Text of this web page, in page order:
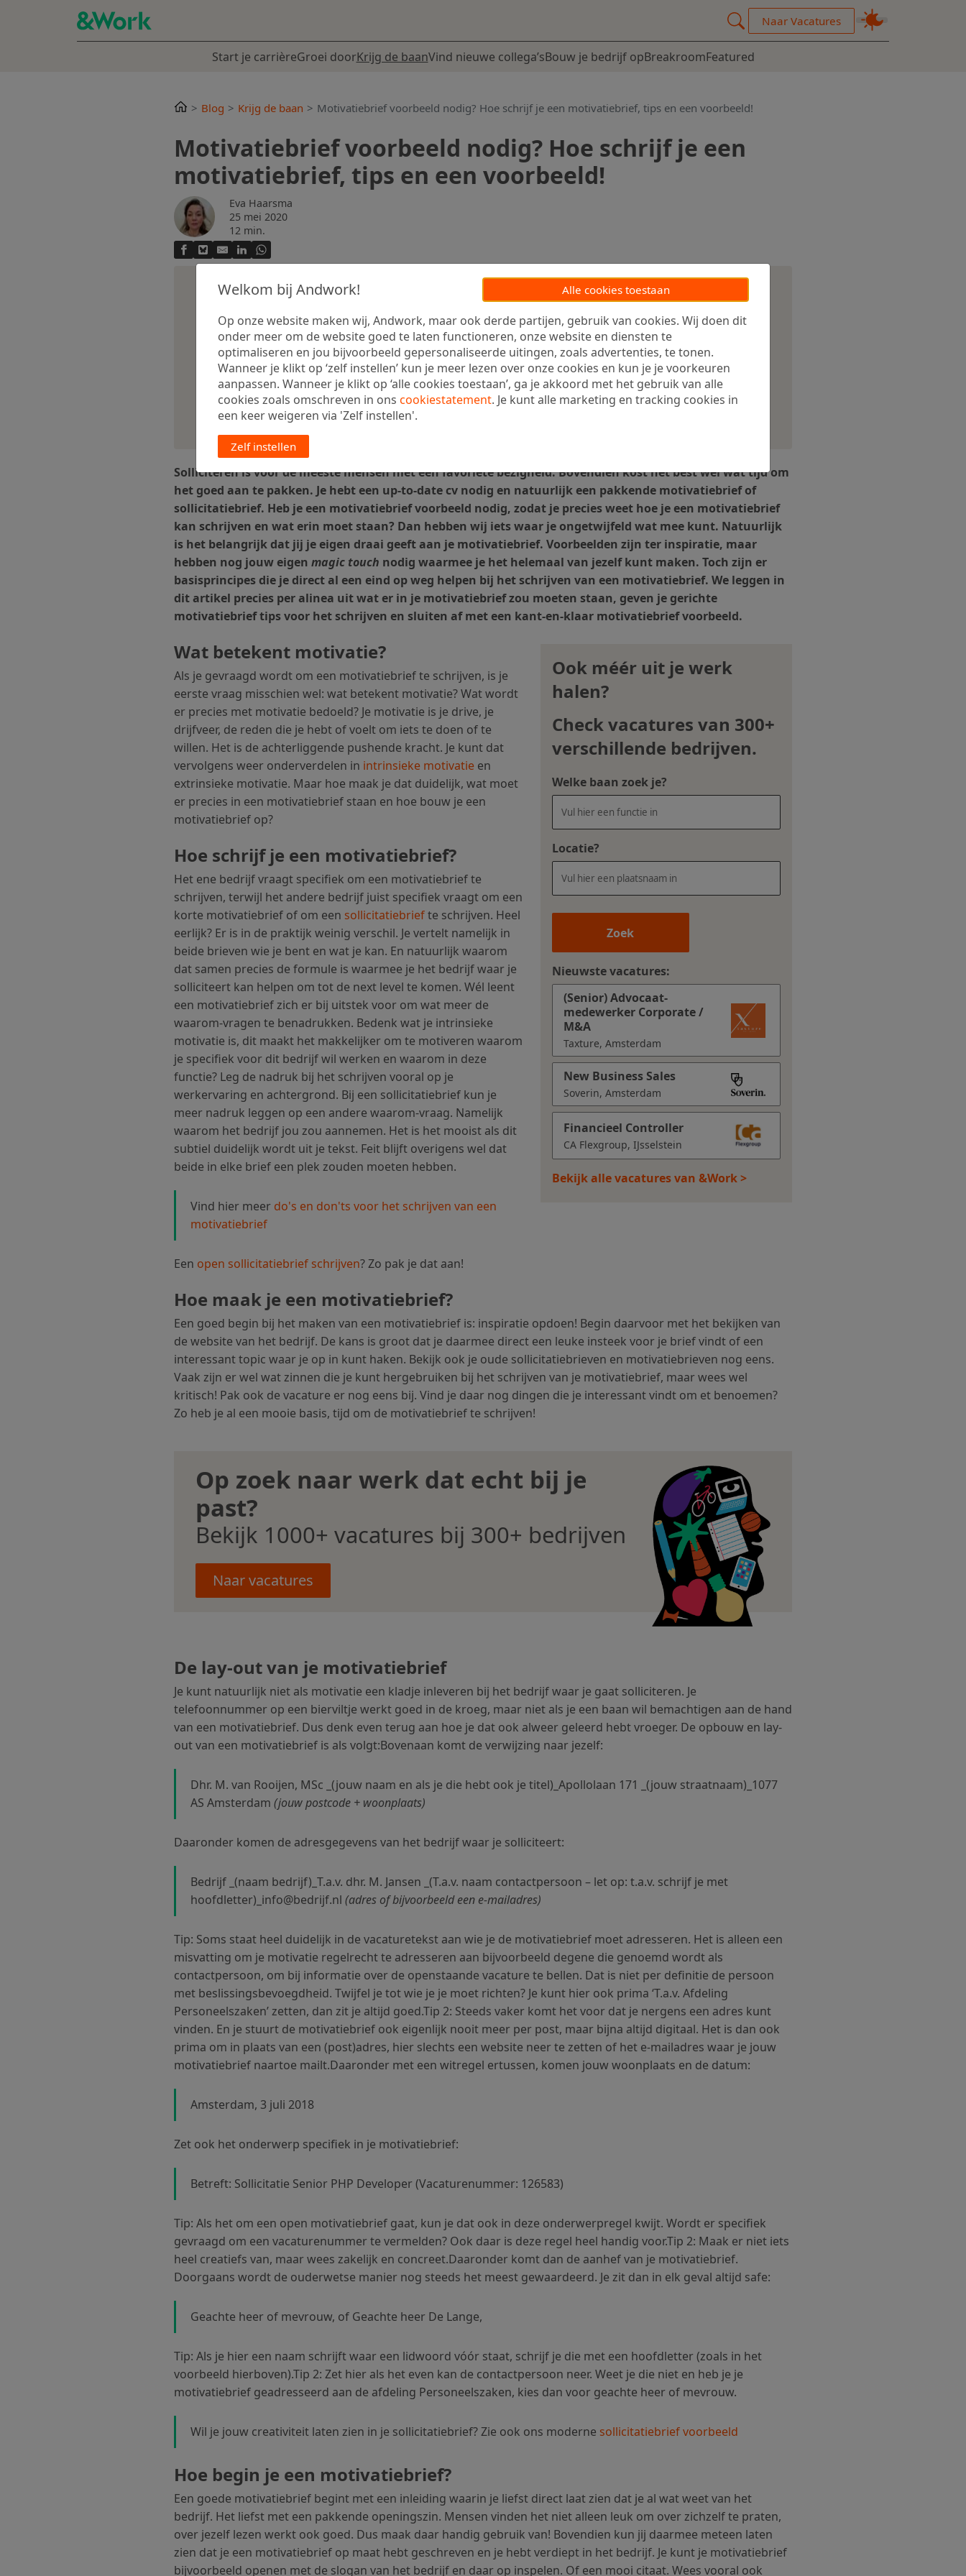
Naar Vacatures
Start je carrièreGroei doorKrijg de baanVind nieuwe collega’sBouw je bedrijf opBreakroomFeatured
Blog Krijg de baan Motivatiebrief voorbeeld nodig? Hoe schrijf je een motivatiebrief, tips en een voorbeeld!
Motivatiebrief voorbeeld nodig? Hoe schrijf je een
motivatiebrief, tips en een voorbeeld!
Eva Haarsma
25 mei 2020
12 min.
Solliciteren is voor de meeste mensen niet een favoriete bezigheid. Bovendien kost het best wel wat tijd om
het goed aan te pakken. Je hebt een up-to-date cv nodig en natuurlijk een pakkende motivatiebrief of
sollicitatiebrief. Heb je een motivatiebrief voorbeeld nodig, zodat je precies weet hoe je een motivatiebrief
kan schrijven en wat erin moet staan? Dan hebben wij iets waar je ongetwijfeld wat mee kunt. Natuurlijk
is het belangrijk dat jij je eigen draai geeft aan je motivatiebrief. Voorbeelden zijn ter inspiratie, maar
hebben nog jouw eigen magic touch nodig waarmee je het helemaal van jezelf kunt maken. Toch zijn er
basisprincipes die je direct al een eind op weg helpen bij het schrijven van een motivatiebrief. We leggen in
dit artikel precies per alinea uit wat er in je motivatiebrief zou moeten staan, geven je gerichte
motivatiebrief tips voor het schrijven en sluiten af met een kant-en-klaar motivatiebrief voorbeeld.
Ook méér uit je werk
halen?
Check vacatures van 300+
verschillende bedrijven.
Welke baan zoek je?
Locatie?
Zoek
Nieuwste vacatures:
(Senior) Advocaat-
medewerker Corporate /
M&A
Taxture, Amsterdam
New Business Sales
Soverin, Amsterdam
Financieel Controller
CA Flexgroup, IJsselstein
Bekijk alle vacatures van &Work >
Wat betekent motivatie?
Als je gevraagd wordt om een motivatiebrief te schrijven, is je
eerste vraag misschien wel: wat betekent motivatie? Wat wordt
er precies met motivatie bedoeld? Je motivatie is je drive, je
drijfveer, de reden die je hebt of voelt om iets te doen of te
willen. Het is de achterliggende pushende kracht. Je kunt dat
vervolgens weer onderverdelen in intrinsieke motivatie en
extrinsieke motivatie. Maar hoe maak je dat duidelijk, wat moet
er precies in een motivatiebrief staan en hoe bouw je een
motivatiebrief op?
Hoe schrijf je een motivatiebrief?
Het ene bedrijf vraagt specifiek om een motivatiebrief te
schrijven, terwijl het andere bedrijf juist specifiek vraagt om een
korte motivatiebrief of om een sollicitatiebriefte schrijven. Heel
eerlijk? Er is in de praktijk weinig verschil. Je vertelt namelijk in
beide brieven wie je bent en wat je kan. En natuurlijk waarom
dat samen precies de formule is waarmee je het bedrijf waar je
solliciteert kan helpen om tot de next level te komen. Wél leent
een motivatiebrief zich er bij uitstek voor om wat meer de
waarom-vragen te benadrukken. Bedenk wat je intrinsieke
motivatie is, dit maakt het makkelijker om te motiveren waarom
je specifiek voor dit bedrijf wil werken en waarom in deze
functie? Leg de nadruk bij het schrijven vooral op je
werkervaring en achtergrond. Bij een sollicitatiebrief kun je
meer nadruk leggen op een andere waarom-vraag. Namelijk
waarom het bedrijf jou zou aannemen. Het is het mooist als dit
subtiel duidelijk wordt uit je tekst. Feit blijft overigens wel dat
beide in elke brief een plek zouden moeten hebben.
Vind hier meer do's en don'ts voor het schrijven van een
motivatiebrief
Een open sollicitatiebrief schrijven? Zo pak je dat aan!
Hoe maak je een motivatiebrief?
Een goed begin bij het maken van een motivatiebrief is: inspiratie opdoen! Begin daarvoor met het bekijken van
de website van het bedrijf. De kans is groot dat je daarmee direct een leuke insteek voor je brief vindt of een
interessant topic waar je op in kunt haken. Bekijk ook je oude sollicitatiebrieven en motivatiebrieven nog eens.
Vaak zijn er wel wat zinnen die je kunt hergebruiken bij het schrijven van je motivatiebrief, maar wees wel
kritisch! Pak ook de vacature er nog eens bij. Vind je daar nog dingen die je interessant vindt om et benoemen?
Zo heb je al een mooie basis, tijd om de motivatiebrief te schrijven!
Op zoek naar werk dat echt bij je
past?
Bekijk 1000+ vacatures bij 300+ bedrijven
Naar vacatures
De lay-out van je motivatiebrief
Je kunt natuurlijk niet als motivatie een kladje inleveren bij het bedrijf waar je gaat solliciteren. Je
telefoonnummer op een bierviltje werkt goed in de kroeg, maar niet als je een baan wil bemachtigen aan de hand
van een motivatiebrief. Dus denk even terug aan hoe je dat ook alweer geleerd hebt vroeger. De opbouw en lay-
out van een motivatiebrief is als volgt:Bovenaan komt de verwijzing naar jezelf:
Dhr. M. van Rooijen, MSc _(jouw naam en als je die hebt ook je titel)_Apollolaan 171 _(jouw straatnaam)_1077
AS Amsterdam (jouw postcode + woonplaats)
Daaronder komen de adresgegevens van het bedrijf waar je solliciteert:
Bedrijf _(naam bedrijf)_T.a.v. dhr. M. Jansen _(T.a.v. naam contactpersoon – let op: t.a.v. schrijf je met
hoofdletter)_info@bedrijf.nl (adres of bijvoorbeeld een e-mailadres)
Tip: Soms staat heel duidelijk in de vacaturetekst aan wie je de motivatiebrief moet adresseren. Het is alleen een
misvatting om je motivatie regelrecht te adresseren aan bijvoorbeeld degene die genoemd wordt als
contactpersoon, om bij informatie over de openstaande vacature te bellen. Dat is niet per definitie de persoon
met beslissingsbevoegdheid. Twijfel je tot wie je je moet richten? Je kunt hier ook prima ‘T.a.v. Afdeling
Personeelszaken’ zetten, dan zit je altijd goed.Tip 2: Steeds vaker komt het voor dat je nergens een adres kunt
vinden. En je stuurt de motivatiebrief ook eigenlijk nooit meer per post, maar bijna altijd digitaal. Het is dan ook
prima om in plaats van een (post)adres, hier slechts een website neer te zetten of het e-mailadres waar je jouw
motivatiebrief naartoe mailt.Daaronder met een witregel ertussen, komen jouw woonplaats en de datum:
Amsterdam, 3 juli 2018
Zet ook het onderwerp specifiek in je motivatiebrief:
Betreft: Sollicitatie Senior PHP Developer (Vacaturenummer: 126583)
Tip: Als het om een open motivatiebrief gaat, kun je dat ook in deze onderwerpregel kwijt. Wordt er specifiek
gevraagd om een vacaturenummer te vermelden? Ook daar is deze regel heel handig voor.Tip 2: Maak er niet iets
heel creatiefs van, maar wees zakelijk en concreet.Daaronder komt dan de aanhef van je motivatiebrief.
Doorgaans wordt de ouderwetse manier nog steeds het meest gewaardeerd. Je zit dan in elk geval altijd safe:
Geachte heer of mevrouw, of Geachte heer De Lange,
Tip: Als je hier een naam schrijft waar een lidwoord vóór staat, schrijf je die met een hoofdletter (zoals in het
voorbeeld hierboven).Tip 2: Zet hier als het even kan de contactpersoon neer. Weet je die niet en heb je je
motivatiebrief geadresseerd aan de afdeling Personeelszaken, kies dan voor geachte heer of mevrouw.
Wil je jouw creativiteit laten zien in je sollicitatiebrief? Zie ook ons moderne sollicitatiebrief voorbeeld
Hoe begin je een motivatiebrief?
Een goede motivatiebrief begint met een inleiding waarin je liefst direct laat zien dat je al wat weet van het
bedrijf. Het liefst met een pakkende openingszin. Mensen vinden het niet alleen leuk om over zichzelf te praten,
over jezelf lezen werkt ook goed. Dus maak daar handig gebruik van! Bovendien kun jij daarmee meteen laten
zien dat je een motivatiebrief op maat hebt geschreven en je hebt verdiept in het bedrijf. Je kunt je motivatiebrief
bijvoorbeeld openen met de slogan van het bedrijf en daar op inspelen. Of een mooi citaat. Wees vooral ook
Welkom bij Andwork! Alle cookies toestaan
Op onze website maken wij, Andwork, maar ook derde partijen, gebruik van cookies. Wij doen dit
onder meer om de website goed te laten functioneren, onze website en diensten te
optimaliseren en jou bijvoorbeeld gepersonaliseerde uitingen, zoals advertenties, te tonen.
Wanneer je klikt op ‘zelf instellen’ kun je meer lezen over onze cookies en kun je je voorkeuren
aanpassen. Wanneer je klikt op ‘alle cookies toestaan’, ga je akkoord met het gebruik van alle
cookies zoals omschreven in ons cookiestatement. Je kunt alle marketing en tracking cookies in
een keer weigeren via 'Zelf instellen'.
Zelf instellen